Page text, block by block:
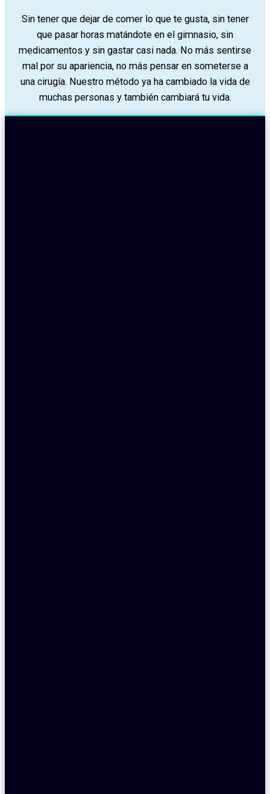
Sin tener que dejar de comer lo que te gusta, sin tener
que pasar horas matándote en el gimnasio, sin
medicamentos y sin gastar casi nada. No más sentirse
mal por su apariencia, no más pensar en someterse a
una cirugía. Nuestro método ya ha cambiado la vida de
muchas personas y también cambiará tu vida.